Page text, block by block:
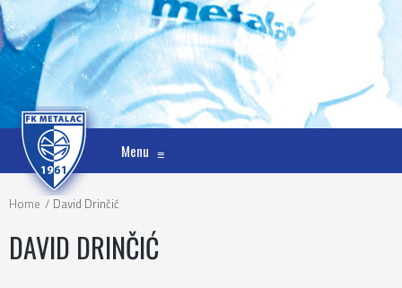
Menu ≡
Home David Drinčić
DAVID DRINČIĆ